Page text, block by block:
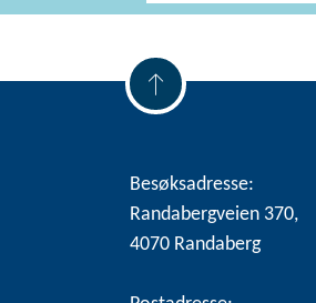
Besøksadresse:
Randabergveien 370,
4070 Randaberg